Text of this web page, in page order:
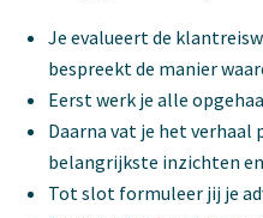
Je evalueert de
bespreekt de manier
Eerst werk je alle
Daarna vat je het verhaal
belangrijkste inzichten
Tot slot formuleer jij je